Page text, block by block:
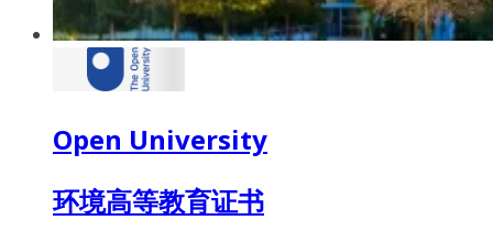
Open University
环境高等教育证书